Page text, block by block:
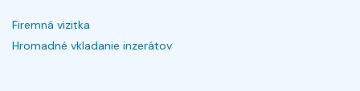
Firemná vizitka
Hromadné vkladanie inzerátov